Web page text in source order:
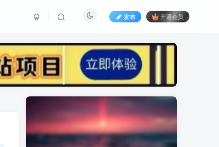
发布 开通会员
黑科技(1) 黑神话(1)
鱼塘起号(1) 魔兽亚服 魔兽(1)